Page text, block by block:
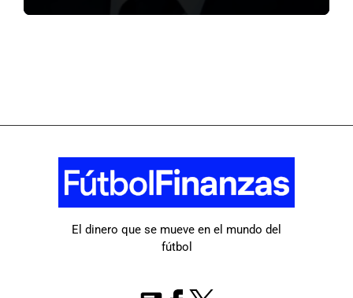
El dinero que se mueve en el mundo del
fútbol